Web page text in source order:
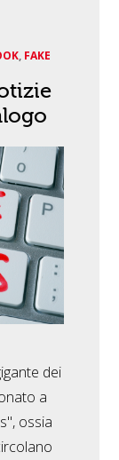
, FAKE
dei
a
ossia